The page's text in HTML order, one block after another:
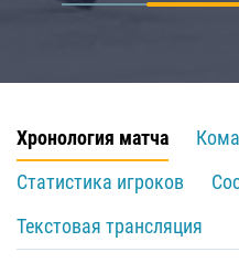
Хронология матча
Статистика игроков
Текстовая трансляция